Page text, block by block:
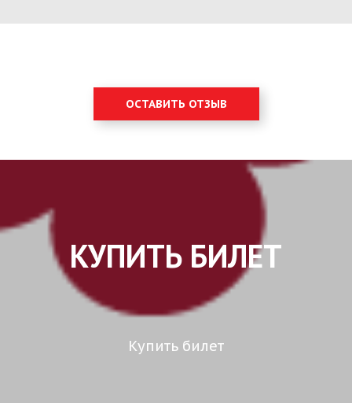
ОСТАВИТЬ ОТЗЫВ
КУПИТЬ БИЛЕТ
Купить билет